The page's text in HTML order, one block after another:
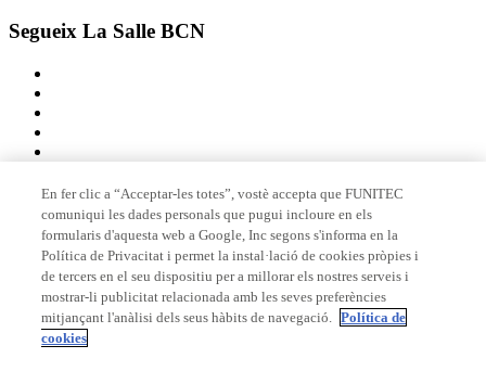
Segueix La Salle BCN
Membre de
Acreditacions
En fer clic a “Acceptar-les totes”, vostè accepta que FUNITEC
comuniqui les dades personals que pugui incloure en els
formularis d'aquesta web a Google, Inc segons s'informa en la
Política de Privacitat i permet la instal·lació de cookies pròpies i
de tercers en el seu dispositiu per a millorar els nostres serveis i
mostrar-li publicitat relacionada amb les seves preferències
mitjançant l'anàlisi dels seus hàbits de navegació. Política de
cookies